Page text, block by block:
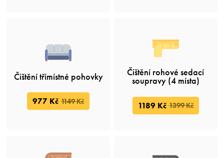
Čištění třímístné pohovky
977 Kč 1149 Kč
Čištění rohové sedací
soupravy (4 místa)
1189 Kč 1399 Kč